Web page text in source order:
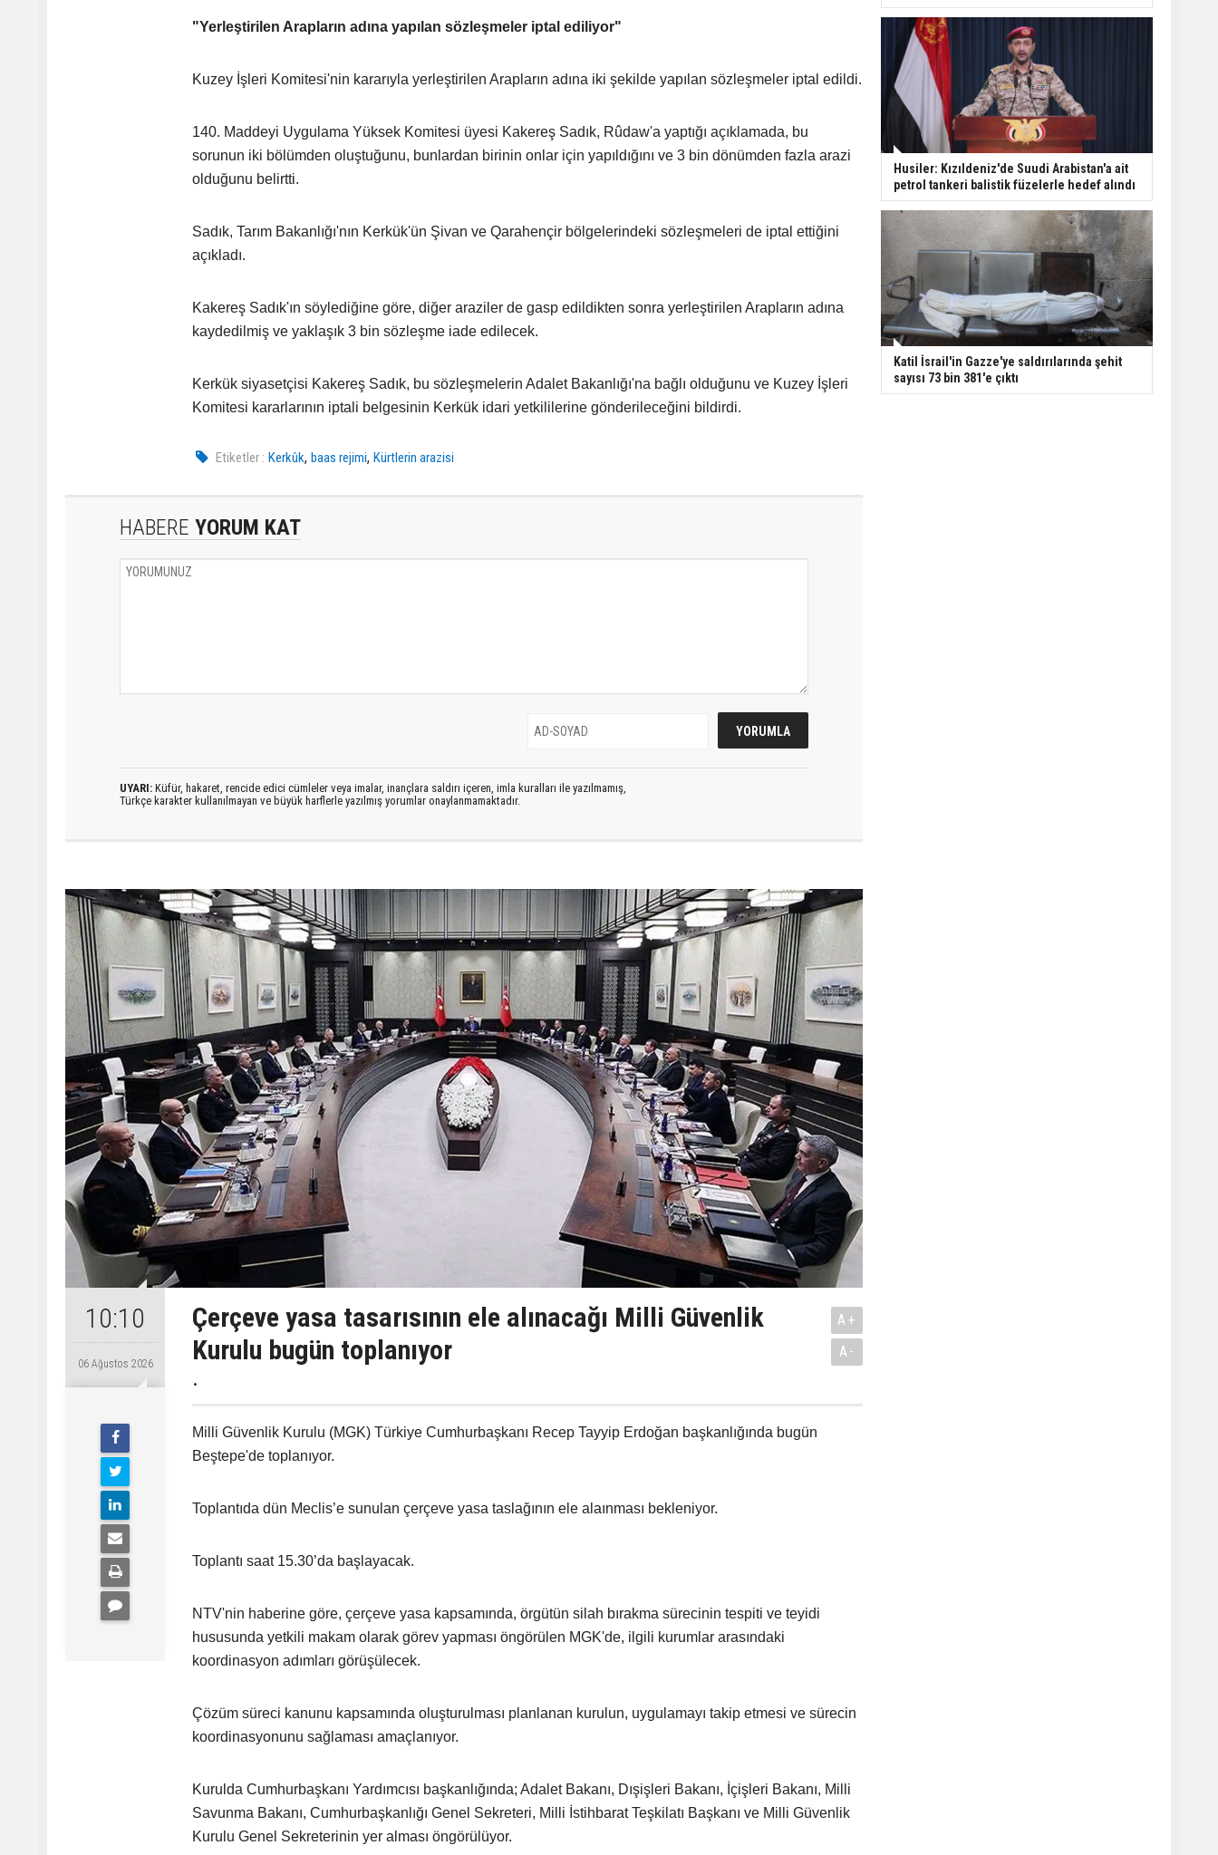
"Yerleştirilen Arapların adına yapılan sözleşmeler iptal ediliyor"
Kuzey İşleri Komitesi'nin kararıyla yerleştirilen Arapların adına iki şekilde yapılan sözleşmeler iptal edildi.
140. Maddeyi Uygulama Yüksek Komitesi üyesi Kakereş Sadık, Rûdaw'a yaptığı açıklamada, bu
sorunun iki bölümden oluştuğunu, bunlardan birinin onlar için yapıldığını ve 3 bin dönümden fazla arazi
olduğunu belirtti.
Sadık, Tarım Bakanlığı'nın Kerkük'ün Şivan ve Qarahençir bölgelerindeki sözleşmeleri de iptal ettiğini
açıkladı.
Kakereş Sadık'ın söylediğine göre, diğer araziler de gasp edildikten sonra yerleştirilen Arapların adına
kaydedilmiş ve yaklaşık 3 bin sözleşme iade edilecek.
Kerkük siyasetçisi Kakereş Sadık, bu sözleşmelerin Adalet Bakanlığı'na bağlı olduğunu ve Kuzey İşleri
Komitesi kararlarının iptali belgesinin Kerkük idari yetkililerine gönderileceğini bildirdi.
Etiketler : Kerkûk,baas rejimi,Kürtlerin arazisi
HABERE YORUM KAT
UYARI: Küfür, hakaret, rencide edici cümleler veya imalar, inançlara saldırı içeren, imla kuralları ile yazılmamış,
Türkçe karakter kullanılmayan ve büyük harflerle yazılmış yorumlar onaylanmamaktadır.
10:10
06 Ağustos 2026
Çerçeve yasa tasarısının ele alınacağı Milli Güvenlik
Kurulu bugün toplanıyor
.
A+
A-
Milli Güvenlik Kurulu (MGK) Türkiye Cumhurbaşkanı Recep Tayyip Erdoğan başkanlığında bugün
Beştepe'de toplanıyor.
Toplantıda dün Meclis’e sunulan çerçeve yasa taslağının ele alaınması bekleniyor.
Toplantı saat 15.30’da başlayacak.
NTV'nin haberine göre, çerçeve yasa kapsamında, örgütün silah bırakma sürecinin tespiti ve teyidi
hususunda yetkili makam olarak görev yapması öngörülen MGK'de, ilgili kurumlar arasındaki
koordinasyon adımları görüşülecek.
Çözüm süreci kanunu kapsamında oluşturulması planlanan kurulun, uygulamayı takip etmesi ve sürecin
koordinasyonunu sağlaması amaçlanıyor.
Kurulda Cumhurbaşkanı Yardımcısı başkanlığında; Adalet Bakanı, Dışişleri Bakanı, İçişleri Bakanı, Milli
Savunma Bakanı, Cumhurbaşkanlığı Genel Sekreteri, Milli İstihbarat Teşkilatı Başkanı ve Milli Güvenlik
Kurulu Genel Sekreterinin yer alması öngörülüyor.
Husiler: Kızıldeniz'de Suudi Arabistan'a ait
petrol tankeri balistik füzelerle hedef alındı
Katil İsrail'in Gazze'ye saldırılarında şehit
sayısı 73 bin 381'e çıktı